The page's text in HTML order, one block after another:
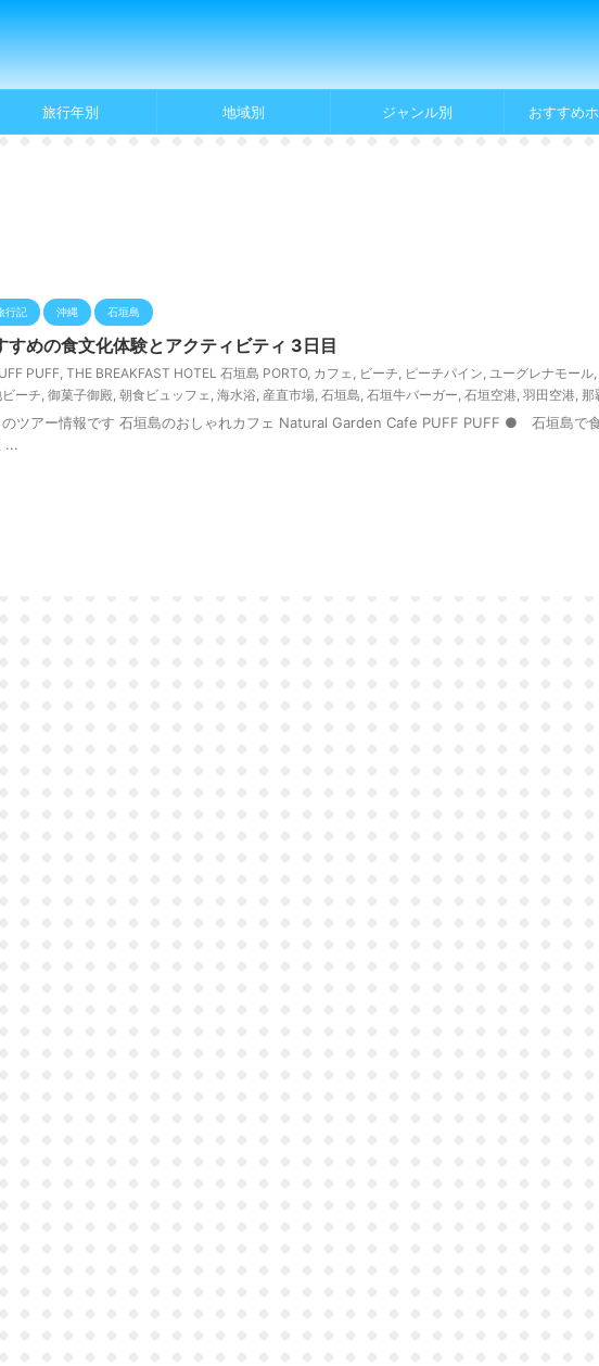
旅行年別 地域別 ジャンル別 おすすめ
行記 沖縄 石垣島
すめの食文化体験とアクティビティ 3日目
PUFF, THE BREAKFAST HOTEL 石垣島 PORTO, カフェ, ビーチ, ピーチパイン, ユーグレナモール,
ーチ, 御菓子御殿, 朝食ビュッフェ, 海水浴, 産直市場, 石垣島, 石垣牛バーガー, 石垣空港, 羽田空港, 那
のツアー情報です 石垣島のおしゃれカフェ Natural Garden Cafe PUFF PUFF ● 石垣島で
...